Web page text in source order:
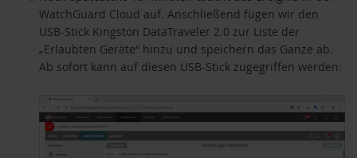
WatchGuard Cloud auf. Anschließend fügen wir den
USB-Stick Kingston DataTraveler 2.0 zur Liste der
„Erlaubten Geräte“ hinzu und speichern das Ganze ab.
Ab sofort kann auf diesen USB-Stick zugegriffen werden: